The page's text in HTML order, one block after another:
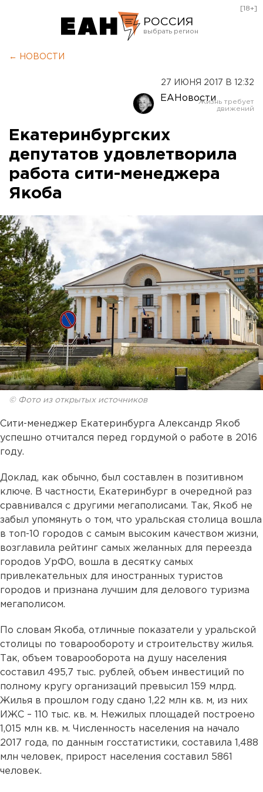
РОССИЯ
Оренбург
[18+]
← НОВОСТИ
27 ИЮНЯ 2017 В 12:32
ЕАНовости
Екатеринбургских
депутатов удовлетворила
работа сити-менеджера
Якоба
© Фото из открытых источников
Сити-менеджер Екатеринбурга Александр Якоб
успешно отчитался перед гордумой о работе в 2016
году.
Доклад, как обычно, был составлен в позитивном
ключе. В частности, Екатеринбург в очередной раз
сравнивался с другими мегаполисами. Так, Якоб не
забыл упомянуть о том, что уральская столица вошла
в топ-10 городов с самым высоким качеством жизни,
возглавила рейтинг самых желанных для переезда
городов УрФО, вошла в десятку самых
привлекательных для иностранных туристов
городов и признана лучшим для делового туризма
мегаполисом.
По словам Якоба, отличные показатели у уральской
столицы по товарообороту и строительству жилья.
Так, объем товарооборота на душу населения
составил 495,7 тыс. рублей, объем инвестиций по
полному кругу организаций превысил 159 млрд.
Жилья в прошлом году сдано 1,22 млн кв. м, из них
ИЖС – 110 тыс. кв. м. Нежилых площадей построено
1,015 млн кв. м. Численность населения на начало
2017 года, по данным госстатистики, составила 1,488
млн человек, прирост населения составил 5861
человек.